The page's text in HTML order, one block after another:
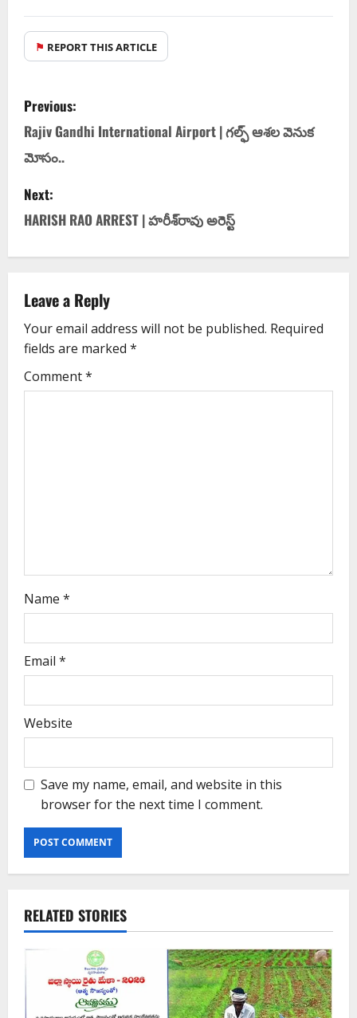
⚑ REPORT THIS ARTICLE
Previous:
Rajiv Gandhi International Airport | గల్ఫ్ ఆశల వెనుక
మోసం..
Next:
HARISH RAO ARREST | హరీశ్‌రావు అరెస్ట్
Leave a Reply
Your email address will not be published. Required
fields are marked *
Comment*
Name *
Email *
Website
Save my name, email, and website in this
browser for the next time I comment.
RELATED STORIES